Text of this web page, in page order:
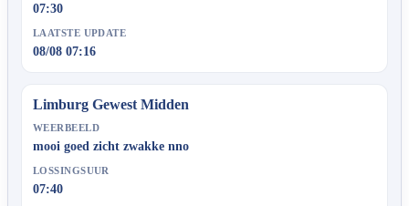
07:30
LAATSTE UPDATE
08/08 07:16
Limburg Gewest Midden
WEERBEELD
mooi goed zicht zwakke nno
LOSSINGSUUR
07:40